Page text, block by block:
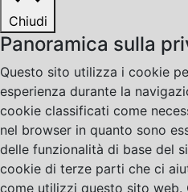
Chiudi
Panoramica sulla
Questo sito utilizza i cookie
esperienza durante la
cookie classificati come
nel browser in quanto sono
delle funzionalità di base del
cookie di terze parti che ci
come utilizzi questo sito web.